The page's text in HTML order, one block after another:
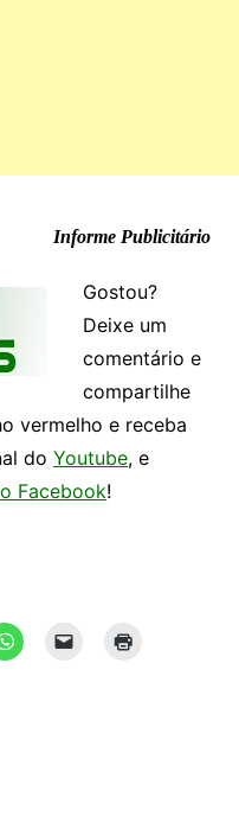
Informe Publicitário
Gostou?
Deixe um
comentário e
compartilhe
vermelho e receba
do Youtube, e
Facebook!